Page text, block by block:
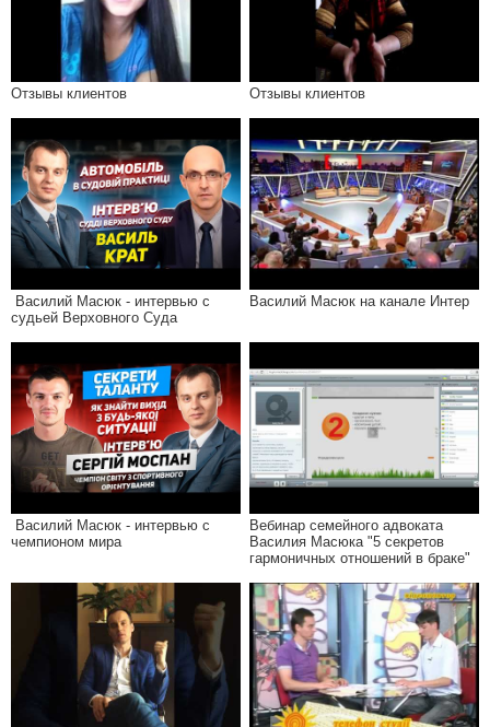
Отзывы клиентов Отзывы клиентов
Василий Масюк - интервью с
судьей Верховного Суда
Василий Масюк на канале Интер
Василий Масюк - интервью с
чемпионом мира
Вебинар семейного адвоката
Василия Масюка "5 секретов
гармоничных отношений в браке"